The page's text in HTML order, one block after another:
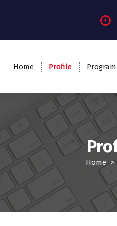
Home Profile
Home >